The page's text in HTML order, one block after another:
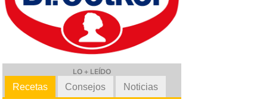
LO + LEÍDO
Recetas Consejos Noticias